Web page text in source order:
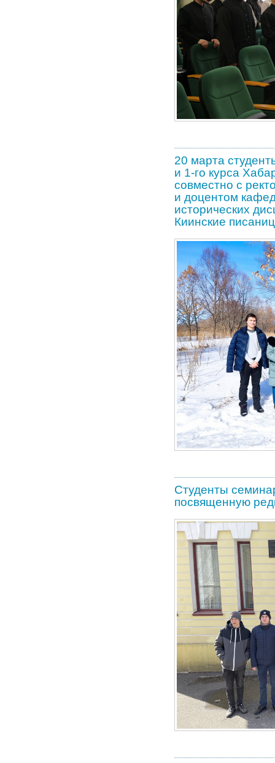
20 марта
и 1-го курса
совместно с
и доцентом
исторических
Киинские
Студенты
посвященную